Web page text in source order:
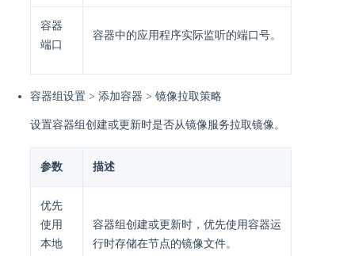
容器
端口
容器中的应用程序实际监听的端口号。
容器组设置 > 添加容器 > 镜像拉取策略
设置容器组创建或更新时是否从镜像服务拉取镜像。
参数 描述
优先
使用
本地
容器组创建或更新时，优先使用容器运
行时存储在节点的镜像文件。